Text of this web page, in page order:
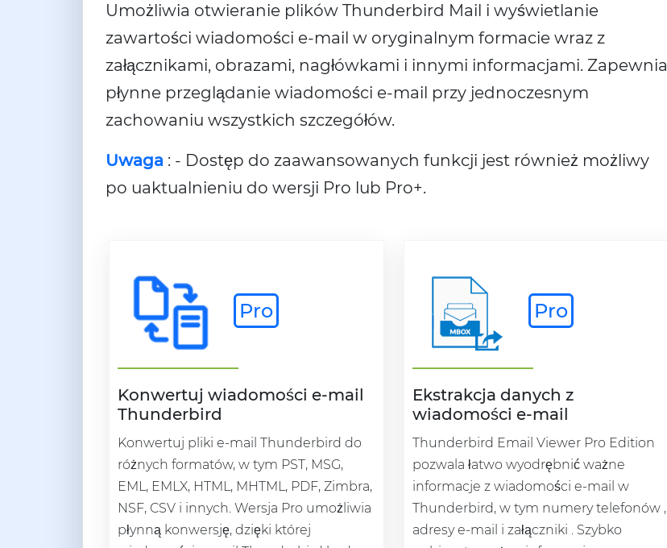
Umożliwia otwieranie plików Thunderbird Mail i wyświetlanie
zawartości wiadomości e-mail w oryginalnym formacie wraz z
załącznikami, obrazami, nagłówkami i innymi informacjami. Zapewnia
płynne przeglądanie wiadomości e-mail przy jednoczesnym
zachowaniu wszystkich szczegółów.
Uwaga : - Dostęp do zaawansowanych funkcji jest również możliwy
po uaktualnieniu do wersji Pro lub Pro+.
Pro
Konwertuj wiadomości e-mail
Thunderbird
Konwertuj pliki e-mail Thunderbird do
różnych formatów, w tym PST, MSG,
EML, EMLX, HTML, MHTML, PDF, Zimbra,
NSF, CSV i innych. Wersja Pro umożliwia
płynną konwersję, dzięki której
Pro
Ekstrakcja danych z
wiadomości e-mail
Thunderbird Email Viewer Pro Edition
pozwala łatwo wyodrębnić ważne
informacje z wiadomości e-mail w
Thunderbird, w tym numery telefonów ,
adresy e-mail i załączniki . Szybko